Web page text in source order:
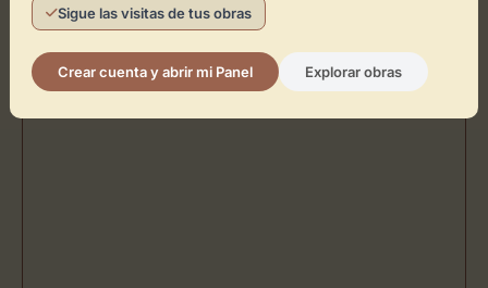
Sigue las visitas de tus obras
Crear cuenta y abrir mi Panel Explorar obras